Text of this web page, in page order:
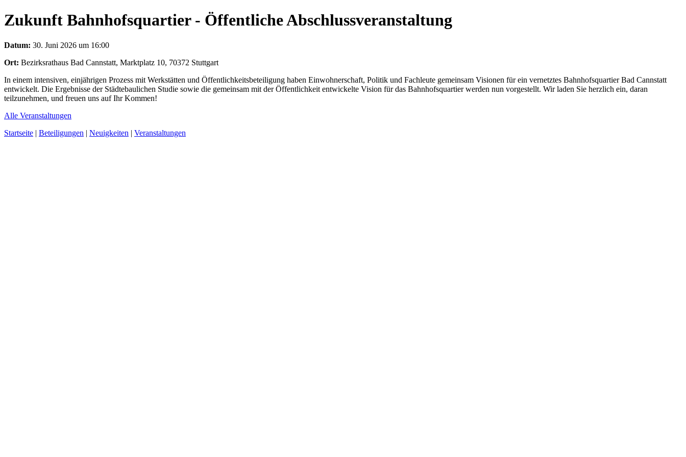
Zukunft Bahnhofsquartier - Öffentliche Abschlussveranstaltung
Datum: 30. Juni 2026 um 16:00
Ort: Bezirksrathaus Bad Cannstatt, Marktplatz 10, 70372 Stuttgart
In einem intensiven, einjährigen Prozess mit Werkstätten und Öffentlichkeitsbeteiligung haben Einwohnerschaft, Politik und Fachleute gemeinsam Visionen für ein vernetztes Bahnhofsquartier Bad Cannstatt
entwickelt. Die Ergebnisse der Städtebaulichen Studie sowie die gemeinsam mit der Öffentlichkeit entwickelte Vision für das Bahnhofsquartier werden nun vorgestellt. Wir laden Sie herzlich ein, daran
teilzunehmen, und freuen uns auf Ihr Kommen!
Alle Veranstaltungen
Startseite | Beteiligungen | Neuigkeiten | Veranstaltungen